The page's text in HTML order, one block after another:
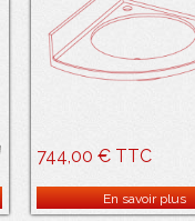
744,00 € TTC
442mm en résine de
SALAMANDRE ® Cuve en
synthèse
En savoir plus